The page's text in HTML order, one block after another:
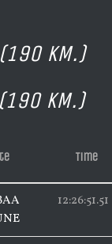
(190 KM.)
(190 KM.)
Time
12:26:51.51